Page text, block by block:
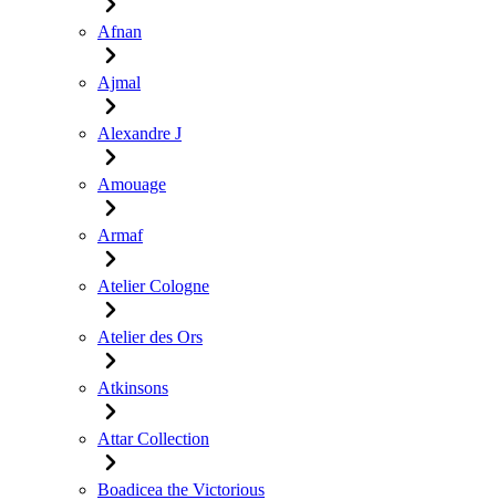
Afnan
Ajmal
Alexandre J
Amouage
Armaf
Atelier Cologne
Atelier des Ors
Atkinsons
Attar Collection
Boadicea the Victorious